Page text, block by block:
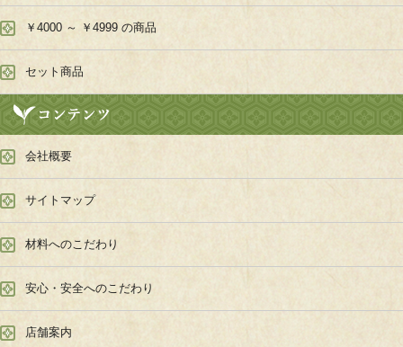
￥4000 ～ ￥4999 の商品
セット商品
会社概要
サイトマップ
材料へのこだわり
安心・安全へのこだわり
店舗案内